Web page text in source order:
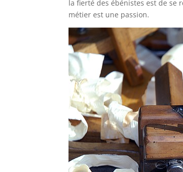
la fierté des ébénistes est de se
métier est une passion.